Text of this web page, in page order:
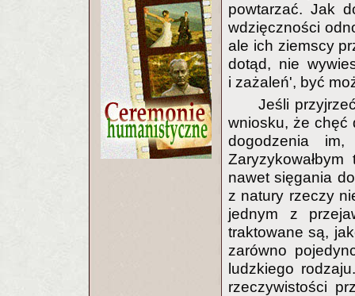
powtarzać. Jak
wdzięczności
ale ich ziemscy
dotąd, nie
i zażaleń', być
Jeśli
wniosku, że chęć
dogodzenia
nawet sięgania
z natury rzeczy
jednym z
traktowane są,
zarówno
ludzkiego
rzeczywistości